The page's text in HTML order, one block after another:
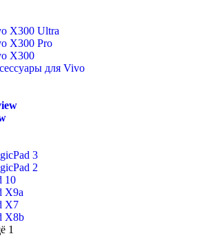
X300 Ultra
X300 Pro
X300
для Vivo
3
2
10
X9a
X7
X8b
1